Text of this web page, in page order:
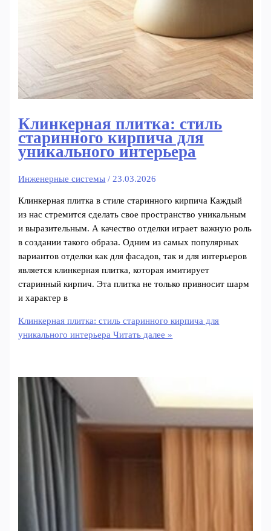
Клинкерная плитка: стиль
старинного кирпича для
уникального интерьера
Инженерные системы / 23.03.2026
Клинкерная плитка в стиле старинного кирпича Каждый
из нас стремится сделать свое пространство уникальным
и выразительным. А качество отделки играет важную роль
в создании такого образа. Одним из самых популярных
вариантов отделки как для фасадов, так и для интерьеров
является клинкерная плитка, которая имитирует
старинный кирпич. Эта плитка не только привносит шарм
и характер в
Клинкерная плитка: стиль старинного кирпича для
уникального интерьера Читать далее »